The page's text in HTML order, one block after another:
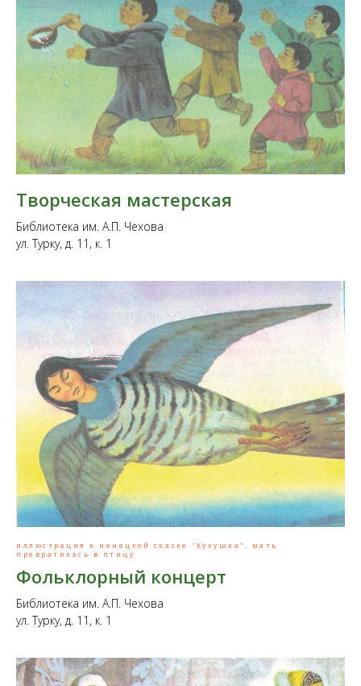
Творческая мастерская
Библиотека им. А.П. Чехова
ул. Турку, д. 11, к. 1
иллюстрация к ненецкой сказке "Кукушка", мать
превратилась в птицу
Фольклорный концерт
Библиотека им. А.П. Чехова
ул. Турку, д. 11, к. 1